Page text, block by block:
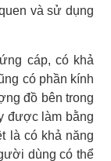
và sử dụng
cáp, có khả
có phần kính
đồ bên trong
được làm bằng
là có khả năng
dùng có thể